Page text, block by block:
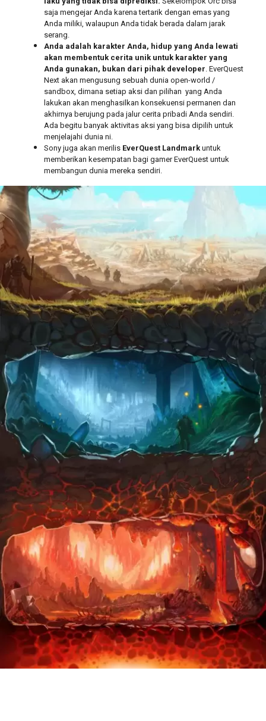
saja mengejar Anda karena tertarik dengan emas yang
Anda miliki, walaupun Anda tidak berada dalam jarak
serang.
Anda adalah karakter Anda, hidup yang Anda lewati
akan membentuk cerita unik untuk karakter yang
Anda gunakan, bukan dari pihak developer. EverQuest
Next akan mengusung sebuah dunia open-world /
sandbox, dimana setiap aksi dan pilihan yang Anda
lakukan akan menghasilkan konsekuensi permanen dan
akhirnya berujung pada jalur cerita pribadi Anda sendiri.
Ada begitu banyak aktivitas aksi yang bisa dipilih untuk
menjelajahi dunia ni.
Sony juga akan merilis EverQuest Landmarkuntuk
memberikan kesempatan bagi gamer EverQuest untuk
membangun dunia mereka sendiri.